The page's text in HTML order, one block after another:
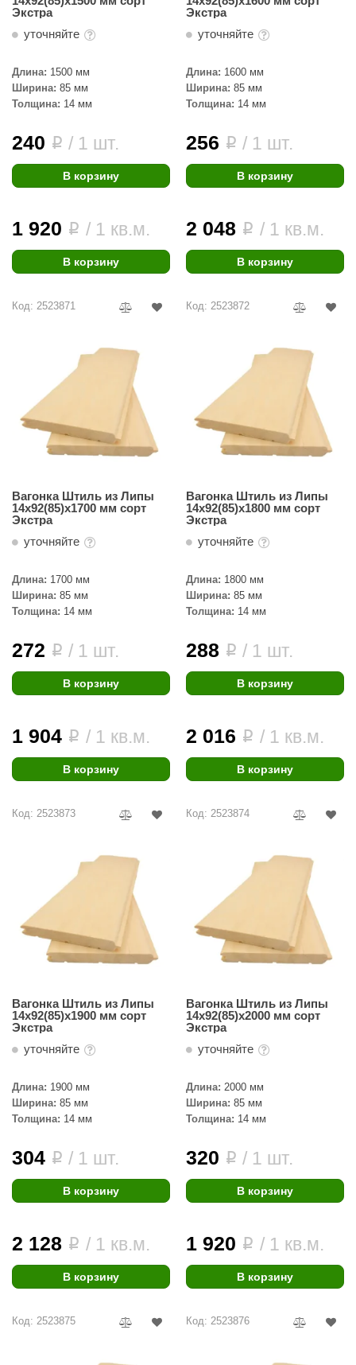
Экстра
уточняйте
Длина: 1500 мм
Ширина: 85 мм
Толщина: 14 мм
240 i / 1 шт.
В корзину
1 920 i / 1 кв.м.
В корзину
Экстра
уточняйте
Длина: 1600 мм
Ширина: 85 мм
Толщина: 14 мм
256 i / 1 шт.
В корзину
2 048 i / 1 кв.м.
В корзину
Код: 2523871
Вагонка Штиль из Липы
14х92(85)х1700 мм сорт
Экстра
уточняйте
Длина: 1700 мм
Ширина: 85 мм
Толщина: 14 мм
272 i / 1 шт.
В корзину
1 904 i / 1 кв.м.
В корзину
Код: 2523872
Вагонка Штиль из Липы
14х92(85)х1800 мм сорт
Экстра
уточняйте
Длина: 1800 мм
Ширина: 85 мм
Толщина: 14 мм
288 i / 1 шт.
В корзину
2 016 i / 1 кв.м.
В корзину
Код: 2523873
Вагонка Штиль из Липы
14х92(85)х1900 мм сорт
Экстра
уточняйте
Длина: 1900 мм
Ширина: 85 мм
Толщина: 14 мм
304 i / 1 шт.
В корзину
2 128 i / 1 кв.м.
В корзину
Код: 2523874
Вагонка Штиль из Липы
14х92(85)х2000 мм сорт
Экстра
уточняйте
Длина: 2000 мм
Ширина: 85 мм
Толщина: 14 мм
320 i / 1 шт.
В корзину
1 920 i / 1 кв.м.
В корзину
Код: 2523875 Код: 2523876